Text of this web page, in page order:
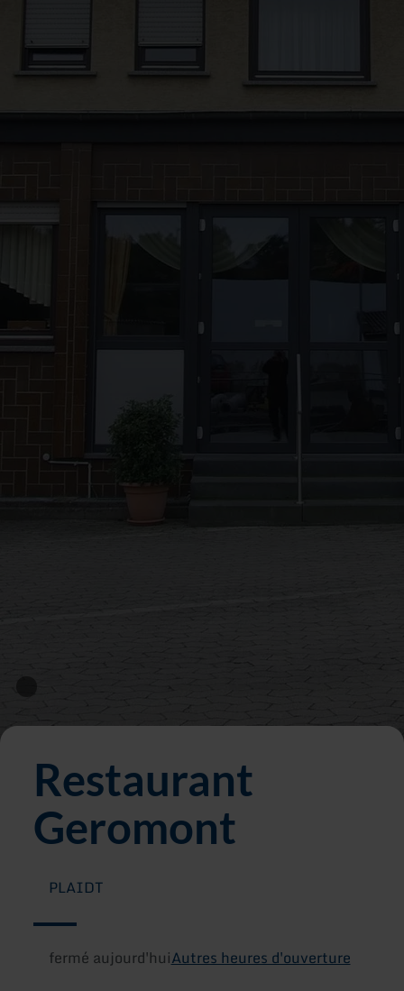
Restaurant
Geromont
PLAIDT
fermé aujourd'huiAutres heures d'ouverture